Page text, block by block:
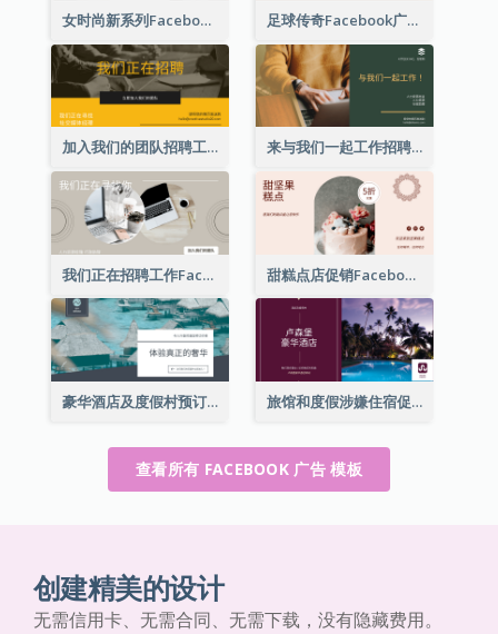
女时尚新系列Facebook广告 足球传奇Facebook广告
加入我们的团队招聘工作Facebook广告 来与我们一起工作招聘Facebook广告
我们正在招聘工作Facebook广告 甜糕点店促销Facebook广告
豪华酒店及度假村预订Facebook广告 旅馆和度假涉嫌住宿促销Facebook广告
查看所有 FACEBOOK 广告 模板
创建精美的设计
无需信用卡、无需合同、无需下载，没有隐藏费用。